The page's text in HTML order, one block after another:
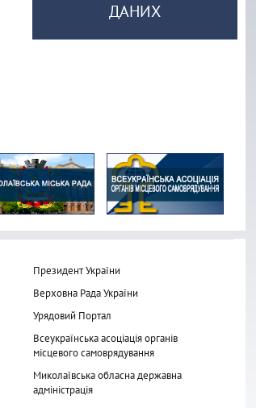
ДАНИХ
Президент України
Верховна Рада України
Урядовий Портал
Всеукраїнська асоціація органів
місцевого самоврядування
Миколаївська обласна державна
адміністрація